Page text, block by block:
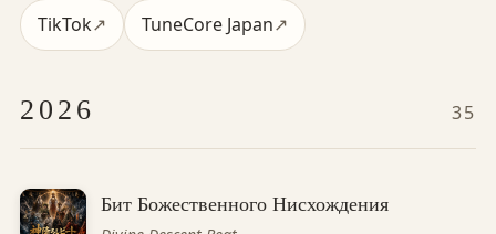
TikTok↗ TuneCore Japan↗
2026 35
Бит Божественного Нисхождения